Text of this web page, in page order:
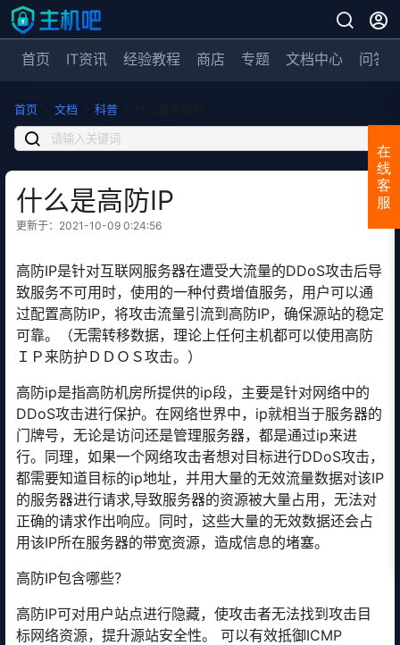
首页 IT资讯 经验教程 商店 专题 文档中心 问答
首页 文档 科普
什么是高防IP
更新于：2021-10-09 0:24:56
高防IP是针对互联网服务器在遭受大流量的DDoS攻击后导
致服务不可用时，使用的一种付费增值服务，用户可以通
过配置高防IP，将攻击流量引流到高防IP，确保源站的稳定
可靠。（无需转移数据，理论上任何主机都可以使用高防
ＩＰ来防护ＤＤＯＳ攻击。）
高防ip是指高防机房所提供的ip段，主要是针对网络中的
DDoS攻击进行保护。在网络世界中，ip就相当于服务器的
门牌号，无论是访问还是管理服务器，都是通过ip来进
行。同理，如果一个网络攻击者想对目标进行DDoS攻击，
都需要知道目标的ip地址，并用大量的无效流量数据对该IP
的服务器进行请求,导致服务器的资源被大量占用，无法对
正确的请求作出响应。同时，这些大量的无效数据还会占
用该IP所在服务器的带宽资源，造成信息的堵塞。
高防IP包含哪些？
高防IP可对用户站点进行隐藏，使攻击者无法找到攻击目
标网络资源，提升源站安全性。 可以有效抵御ICMP
在
线
客
服